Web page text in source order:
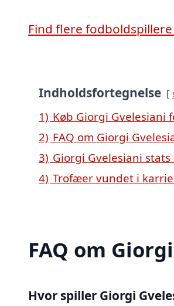
Find flere
Indholdsfortegnelse
1) Køb Giorgi Gvelesiani
2) FAQ om Giorgi
3) Giorgi Gvelesiani
4) Trofæer vundet i
FAQ om
Hvor spiller Giorgi